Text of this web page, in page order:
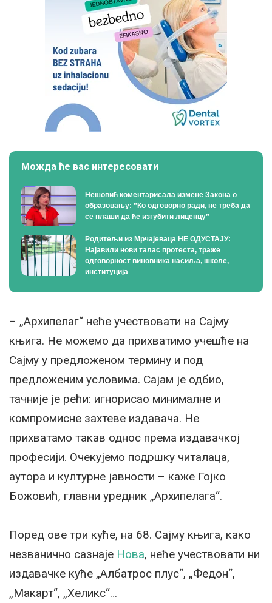
Можда ће вас интересовати
Нешовић коментарисала измене Закона о
образовању: ”Ко одговорно ради, не треба да
се плаши да ће изгубити лиценцу”
Родитељи из Мрчајеваца НЕ ОДУСТАЈУ:
Најавили нови талас протеста, траже
одговорност виновника насиља, школе,
институција
– „Архипелаг“ неће учествовати на Сајму
књига. Не можемо да прихватимо учешће на
Сајму у предложеном термину и под
предложеним условима. Сајам је одбио,
тачније је рећи: игнорисао минималне и
компромисне захтеве издавача. Не
прихватамо такав однос према издавачкој
професији. Очекујемо подршку читалаца,
аутора и културне јавности – каже Гојко
Божовић, главни уредник „Архипелага“.
Поред ове три куће, на 68. Сајму књига, како
незванично сазнаје Нова, неће учествовати ни
издавачке куће „Албатрос плус“, „Федон“,
„Макарт“, „Хеликс“…